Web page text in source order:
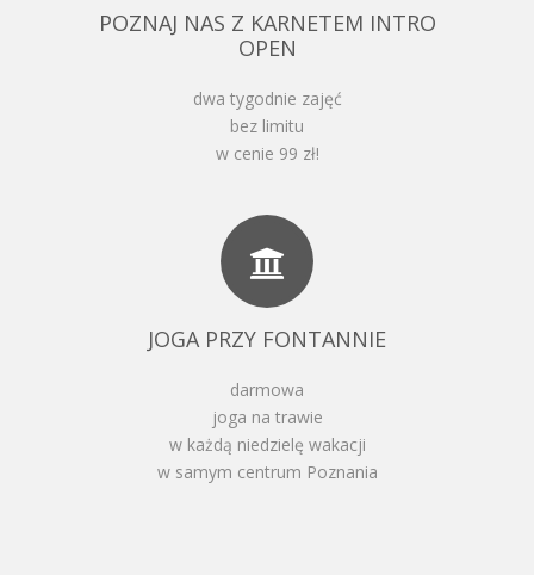
POZNAJ NAS Z KARNETEM INTRO
OPEN
dwa tygodnie zajęć
bez limitu
w cenie 99 zł!
JOGA PRZY FONTANNIE
darmowa
joga na trawie
w każdą niedzielę wakacji
w samym centrum Poznania